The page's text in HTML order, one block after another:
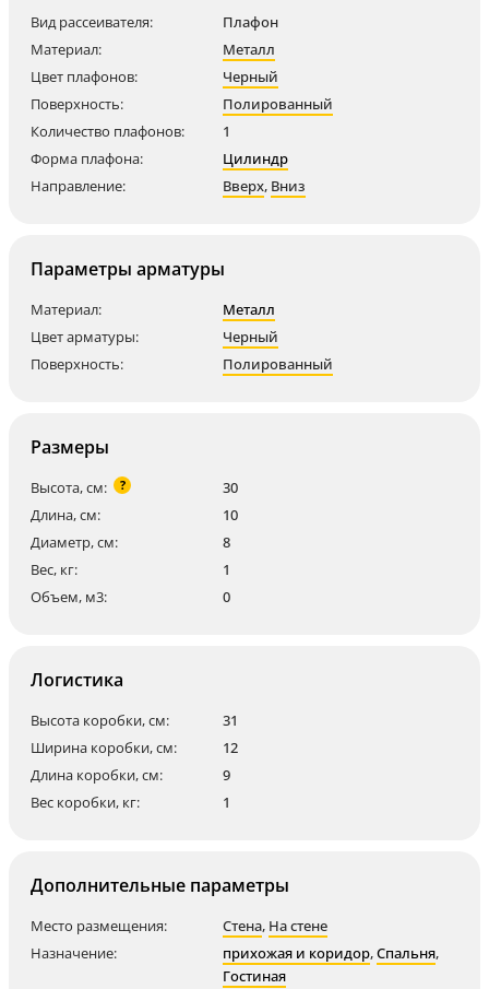
Вид рассеивателя:
Плафон
Материал:
Металл
Цвет плафонов:
Черный
Поверхность:
Полированный
Количество плафонов:
1
Форма плафона:
Цилиндр
Направление:
Вверх, Вниз
Параметры арматуры
Материал:
Металл
Цвет арматуры:
Черный
Поверхность:
Полированный
Размеры
Высота, см: ?
30
Длина, см:
10
Диаметр, см:
8
Вес, кг:
1
Объем, м3:
0
Логистика
Высота коробки, см:
31
Ширина коробки, см:
12
Длина коробки, см:
9
Вес коробки, кг:
1
Дополнительные параметры
Место размещения: Стена, На стене
Назначение:
прихожая и коридор,Спальня,
Гостиная